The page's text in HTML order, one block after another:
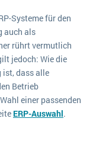
Systeme für den
auch als
rührt vermutlich
jedoch: Wie die
dass alle
Betrieb
einer passenden
ERP-Auswahl.